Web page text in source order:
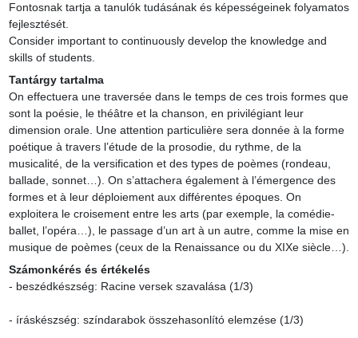
Fontosnak tartja a tanulók tudásának és képességeinek folyamatos
fejlesztését.
Consider important to continuously develop the knowledge and
skills of students.
Tantárgy tartalma
On effectuera une traversée dans le temps de ces trois formes que
sont la poésie, le théâtre et la chanson, en privilégiant leur
dimension orale. Une attention particulière sera donnée à la forme
poétique à travers l’étude de la prosodie, du rythme, de la
musicalité, de la versification et des types de poèmes (rondeau,
ballade, sonnet…). On s’attachera également à l’émergence des
formes et à leur déploiement aux différentes époques. On
exploitera le croisement entre les arts (par exemple, la comédie-
ballet, l’opéra…), le passage d’un art à un autre, comme la mise en
musique de poèmes (ceux de la Renaissance ou du XIXe siècle…).
Számonkérés és értékelés
- beszédkészség: Racine versek szavalása (1/3)
- íráskészség: színdarabok összehasonlító elemzése (1/3)